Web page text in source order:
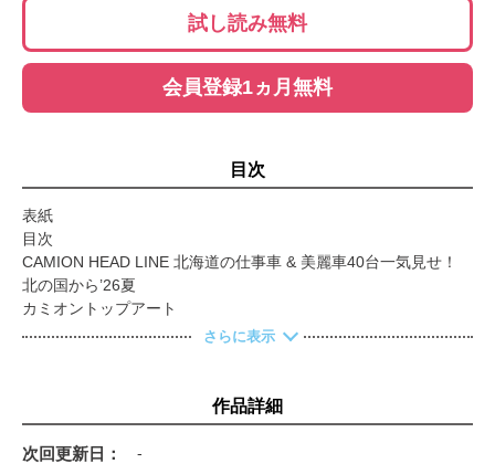
試し読み無料
会員登録1ヵ月無料
目次
表紙
目次
CAMION HEAD LINE 北海道の仕事車 & 美麗車40台一気見せ！
北の国から’26夏
カミオントップアート
A COMFORTABLE SPACE FOR DRIVERS 男の城 彩浩丸／大将
SIDEKICK REPORTER PHOTOSTORY 道連れフォトストーリー
bukubukuman
さらに表示
作品詳細
次回更新日 -